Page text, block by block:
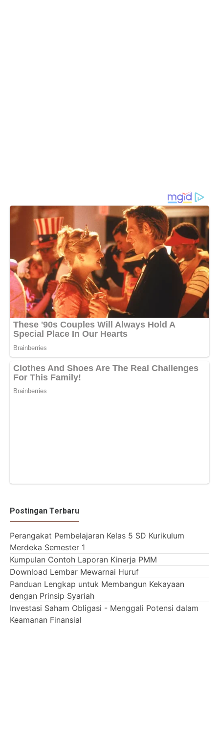
Postingan Terbaru
Perangakat Pembelajaran Kelas 5 SD Kurikulum
Merdeka Semester 1
Kumpulan Contoh Laporan Kinerja PMM
Download Lembar Mewarnai Huruf
Panduan Lengkap untuk Membangun Kekayaan
dengan Prinsip Syariah
Investasi Saham Obligasi - Menggali Potensi dalam
Keamanan Finansial